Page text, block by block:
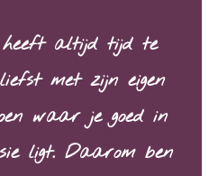
heeft altijd tijd te
met zijn eigen
waar je goed in
ligt. Daarom ben